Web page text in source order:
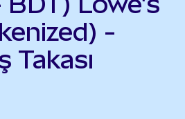
-
Takası